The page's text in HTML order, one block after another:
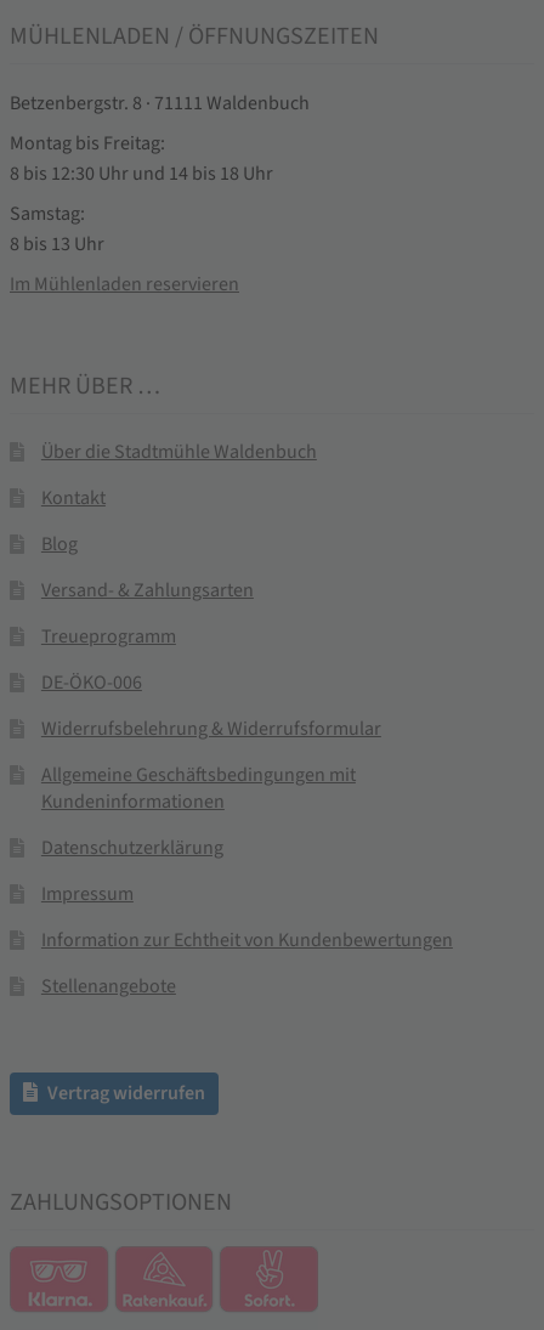
MÜHLENLADEN / ÖFFNUNGSZEITEN
Betzenbergstr. 8 · 71111 Waldenbuch
Montag bis Freitag:
8 bis 12:30 Uhr und 14 bis 18 Uhr
Samstag:
8 bis 13 Uhr
Im Mühlenladen reservieren
MEHR ÜBER …
Über die Stadtmühle Waldenbuch
Kontakt
Blog
Versand- & Zahlungsarten
Treueprogramm
DE-ÖKO-006
Widerrufsbelehrung & Widerrufsformular
Allgemeine Geschäftsbedingungen mit
Kundeninformationen
Datenschutzerklärung
Impressum
Information zur Echtheit von Kundenbewertungen
Stellenangebote
Vertrag widerrufen
ZAHLUNGSOPTIONEN